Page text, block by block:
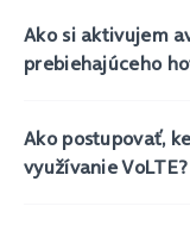
Ako si aktivujem
prebiehajúceho
Ako postupovať,
využívanie VoLTE?